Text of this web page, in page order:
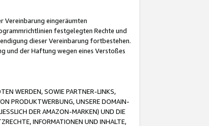
Vereinbarung eingeräumten
festgelegten Rechte und
dieser Vereinbarung fortbestehen.
und der Haftung wegen eines Verstoßes
WERDEN, SOWIE PARTNER-LINKS,
PRODUKTWERBUNG, UNSERE DOMAIN-
DER AMAZON-MARKEN) UND DIE
INFORMATIONEN UND INHALTE,